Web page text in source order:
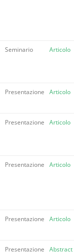
Seminario Articolo
Presentazione Articolo
Presentazione Articolo
Presentazione Articolo
Presentazione Articolo
Presentazione
Abstract